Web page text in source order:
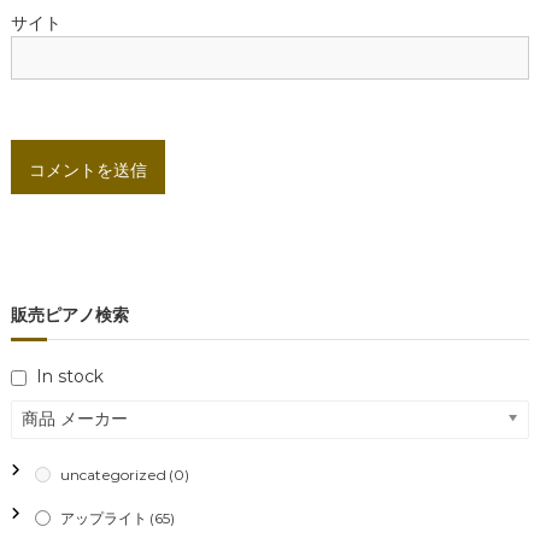
サイト
販売ピアノ検索
In stock
商品 メーカー
uncategorized (0)
アップライト (65)